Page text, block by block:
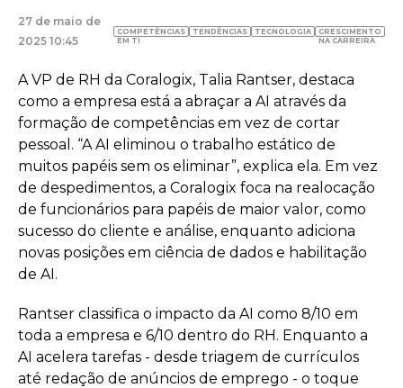
27 de maio de
2025 10:45
COMPETÊNCIAS
EM TI
TENDÊNCIAS TECNOLOGIA
CRESCIMENTO
NA CARREIRA
A VP de RH da Coralogix, Talia Rantser, destaca
como a empresa está a abraçar a AI através da
formação de competências em vez de cortar
pessoal. “A AI eliminou o trabalho estático de
muitos papéis sem os eliminar”, explica ela. Em vez
de despedimentos, a Coralogix foca na realocação
de funcionários para papéis de maior valor, como
sucesso do cliente e análise, enquanto adiciona
novas posições em ciência de dados e habilitação
de AI.
Rantser classifica o impacto da AI como 8/10 em
toda a empresa e 6/10 dentro do RH. Enquanto a
AI acelera tarefas - desde triagem de currículos
até redação de anúncios de emprego - o toque